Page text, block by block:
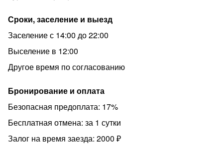
проверки квартиры
Для заселения требуется паспорт или водительское
удостоверение
Оформляем отчётные документы
Курение: запрещено
Заезд: с 14:00 | Выезд: до 12:00
Ранний заезд/ поздний выезд по договорённости за
доплату
Сроки, заселение и выезд
Заселение с 14:00 до 22:00
Выселение в 12:00
Другое время по согласованию
Бронирование и оплата
Безопасная предоплата: 17%
Бесплатная отмена: за 1 сутки
Залог на время заезда: 2000 ₽